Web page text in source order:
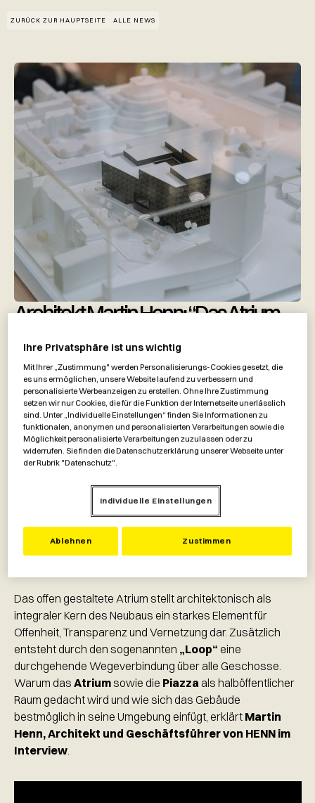
ZURÜCK ZUR HAUPTSEITE ALLE NEWS
Architekt Martin Henn: “Das Atrium
Das Architekturkonzept des Headquarters der
Raiffeisenlandesbank OÖ geht auf den Siegerentwurf des
Münchner ArchitekturbürosHENNzurück, das sich 2019
in einem Wettbewerb gegen 21 teilnehmende Büros
Das offen gestaltete Atrium stellt architektonisch als
integraler Kern des Neubaus ein starkes Element für
Offenheit, Transparenz und Vernetzung dar. Zusätzlich
entsteht durch den sogenannten „Loop“ eine
durchgehende Wegeverbindung über alle Geschosse.
Warum das Atriumsowie die Piazzaals halböffentlicher
Raum gedacht wird und wie sich das Gebäude
bestmöglich in seine Umgebung einfügt, erklärt Martin
Henn, Architekt und Geschäftsführer von HENN im
Interview.
Ihre Privatsphäre ist uns wichtig
Mit Ihrer „Zustimmung" werden Personalisierungs-Cookies gesetzt, die
es uns ermöglichen, unsere Website laufend zu verbessern und
personalisierte Werbeanzeigen zu erstellen. Ohne Ihre Zustimmung
setzen wir nur Cookies, die für die Funktion der Internetseite unerlässlich
sind. Unter „Individuelle Einstellungen“ finden Sie Informationen zu
funktionalen, anonymen und personalisierten Verarbeitungen sowie die
Möglichkeit personalisierte Verarbeitungen zuzulassen oder zu
widerrufen. Sie finden die Datenschutzerklärung unserer Webseite unter
der Rubrik "Datenschutz".
Individuelle Einstellungen
Ablehnen Zustimmen